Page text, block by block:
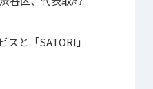
と「SATORI」